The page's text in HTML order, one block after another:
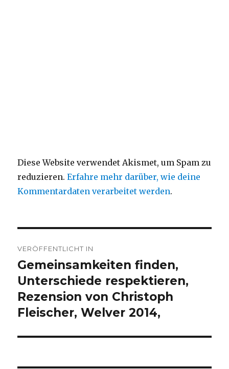
Diese Website verwendet Akismet, um Spam zu
reduzieren.Erfahre mehr darüber, wie deine
Kommentardaten verarbeitet werden.
VERÖFFENTLICHT IN
Gemeinsamkeiten finden,
Unterschiede respektieren,
Rezension von Christoph
Fleischer, Welver 2014,